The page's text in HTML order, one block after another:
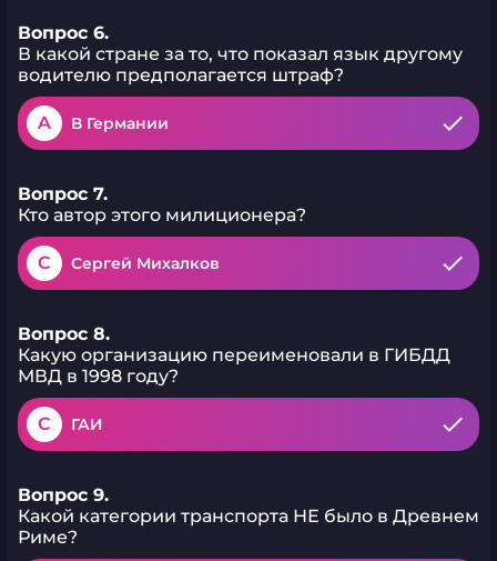
Вопрос 6.
В какой стране за то, что показал язык другому
водителю предполагается штраф?
A В Германии
Вопрос 7.
Кто автор этого милиционера?
C Сергей Михалков
Вопрос 8.
Какую организацию переименовали в ГИБДД
МВД в 1998 году?
C ГАИ
Вопрос 9.
Какой категории транспорта НЕ было в Древнем
Риме?